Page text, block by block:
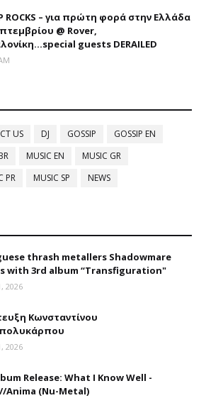
ROCKS – για πρώτη φορά στην Ελλάδα
@ Rover,
guests DERAILED
US DJ GOSSIP
GOSSIP EN
MUSIC EN
MUSIC GR
PR MUSIC SP NEWS
thrash metallers Shadowmare
with 3rd album “Transfiguration"
2026
Κωνσταντίνου
2026
Release: What I Know Well -
Anima (Nu-Metal)